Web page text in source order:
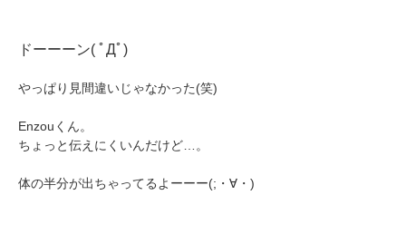
ドーーーン( ﾟДﾟ)
やっぱり見間違いじゃなかった(笑)
Enzouくん。
ちょっと伝えにくいんだけど…。
体の半分が出ちゃってるよーーー(;・∀・)
PECOアプリをダウンロード済みの方